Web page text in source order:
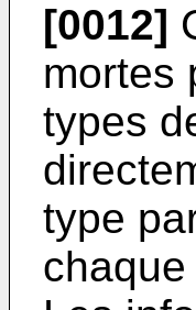
[0012]
mortes
types
type